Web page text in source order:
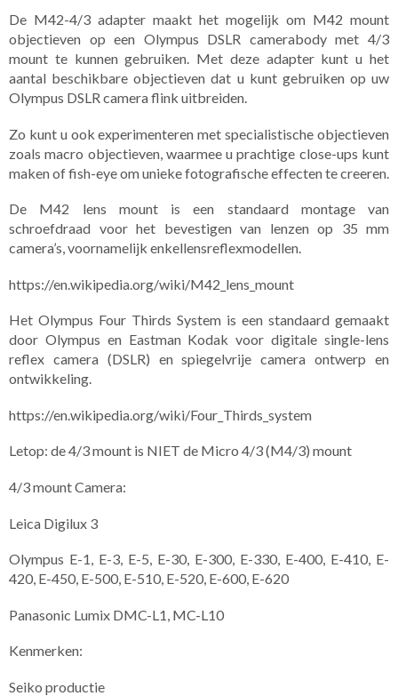
De M42-4/3 adapter maakt het mogelijk om M42 mount
objectieven op een Olympus DSLR camerabody met 4/3
mount te kunnen gebruiken. Met deze adapter kunt u het
aantal beschikbare objectieven dat u kunt gebruiken op uw
Olympus DSLR camera flink uitbreiden.
Zo kunt u ook experimenteren met specialistische objectieven
zoals macro objectieven, waarmee u prachtige close-ups kunt
maken of fish-eye om unieke fotografische effecten te creeren.
De M42 lens mount is een standaard montage van
schroefdraad voor het bevestigen van lenzen op 35 mm
camera’s, voornamelijk enkellensreflexmodellen.
https://en.wikipedia.org/wiki/M42_lens_mount
Het Olympus Four Thirds System is een standaard gemaakt
door Olympus en Eastman Kodak voor digitale single-lens
reflex camera (DSLR) en spiegelvrije camera ontwerp en
ontwikkeling.
https://en.wikipedia.org/wiki/Four_Thirds_system
Letop: de 4/3 mount is NIET de Micro 4/3 (M4/3) mount
4/3 mount Camera:
Leica Digilux 3
Olympus E-1, E-3, E-5, E-30, E-300, E-330, E-400, E-410, E-
420, E-450, E-500, E-510, E-520, E-600, E-620
Panasonic Lumix DMC-L1, MC-L10
Kenmerken:
Seiko productie